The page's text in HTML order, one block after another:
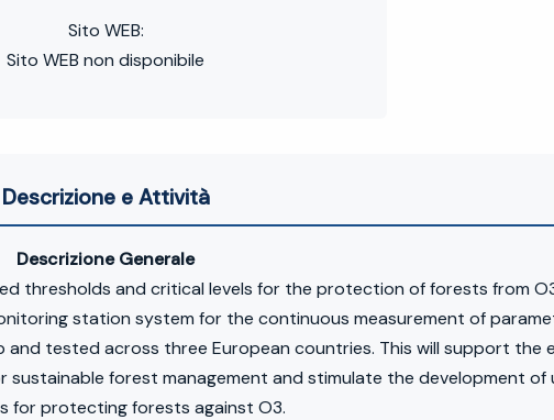
Sito WEB:
Sito WEB non disponibile
Descrizione e Attività
Descrizione Generale
thresholds and critical levels for the protection of forests from
station system for the continuous measurement of
tested across three European countries. This will support the
forest management and stimulate the development of
for protecting forests against O3.